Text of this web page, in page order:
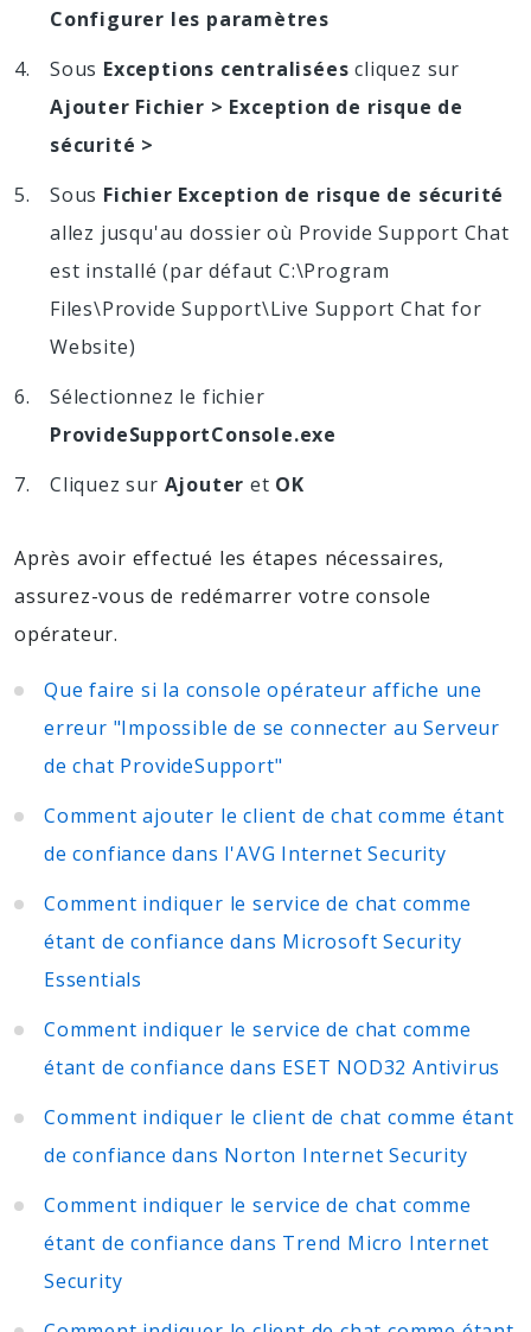
Configurer les paramètres
Sous Exceptions centralisées cliquez sur
Ajouter Fichier > Exception de risque de
sécurité >
Sous Fichier Exception de risque de sécurité
allez jusqu'au dossier où Provide Support Chat
est installé (par défaut C:\Program
Files\Provide Support\Live Support Chat for
Website)
Sélectionnez le fichier
ProvideSupportConsole.exe
Cliquez sur Ajouter et OK
Après avoir effectué les étapes nécessaires,
assurez-vous de redémarrer votre console
opérateur.
Que faire si la console opérateur affiche une
erreur "Impossible de se connecter au Serveur
de chat ProvideSupport"
Comment ajouter le client de chat comme étant
de confiance dans l'AVG Internet Security
Comment indiquer le service de chat comme
étant de confiance dans Microsoft Security
Essentials
Comment indiquer le service de chat comme
étant de confiance dans ESET NOD32 Antivirus
Comment indiquer le client de chat comme étant
de confiance dans Norton Internet Security
Comment indiquer le service de chat comme
étant de confiance dans Trend Micro Internet
Security